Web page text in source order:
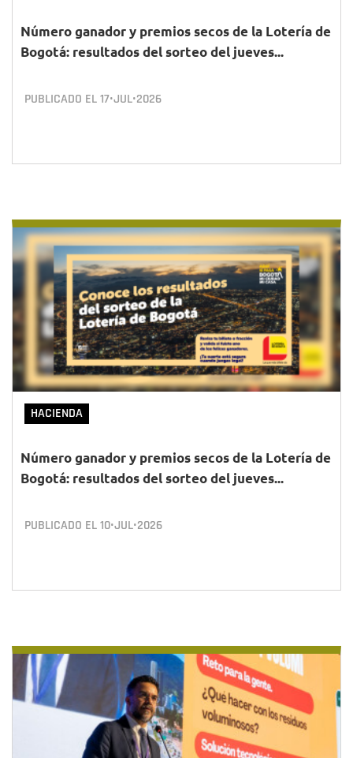
Número ganador y premios secos de la Lotería de
Bogotá: resultados del sorteo del jueves...
PUBLICADO EL17•JUL•2026
HACIENDA
Número ganador y premios secos de la Lotería de
Bogotá: resultados del sorteo del jueves...
PUBLICADO EL10•JUL•2026